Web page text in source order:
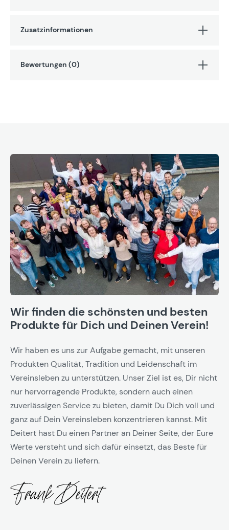
Zusatzinformationen
Bewertungen (0)
Wir finden die schönsten und besten
Produkte für Dich und Deinen Verein!
Wir haben es uns zur Aufgabe gemacht, mit unseren
Produkten Qualität, Tradition und Leidenschaft im
Vereinsleben zu unterstützen. Unser Ziel ist es, Dir nicht
nur hervorragende Produkte, sondern auch einen
zuverlässigen Service zu bieten, damit Du Dich voll und
ganz auf Dein Vereinsleben konzentrieren kannst. Mit
Deitert hast Du einen Partner an Deiner Seite, der Eure
Werte versteht und sich dafür einsetzt, das Beste für
Deinen Verein zu liefern.